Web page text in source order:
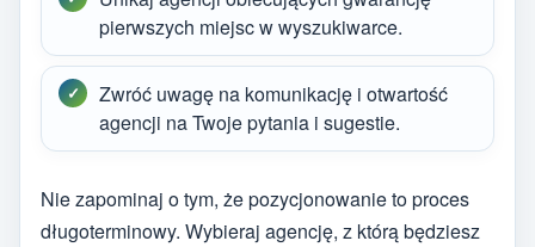
pierwszych miejsc w wyszukiwarce.
Zwróć uwagę na komunikację i otwartość
agencji na Twoje pytania i sugestie.
Nie zapominaj o tym, że pozycjonowanie to proces
długoterminowy. Wybieraj agencję, z którą będziesz